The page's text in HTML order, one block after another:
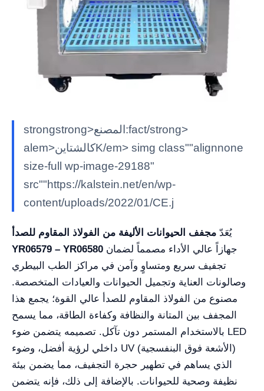
strongstrong>المصنع:fact/strong>
alem>كالشتاينK/em> simg class""alignnone
size-full wp-image-29188"
src""https://kalstein.net/en/wp-
content/uploads/2022/01/CE.j
يُعَدّ مجفف الحيوانات الأليفة من الفولاذ المقاوم للصدأ
YR06579 – YR06580
تجفيف سريع ومتساوٍ وآمن في مراكز الطب البيطري
وصالونات العناية وتجميل الحيوانات والعيادات المتخصصة.
مصنوع من الفولاذ المقاوم للصدأ عالي القوة؛ يجمع هذا
المجفف بين المتانة والنظافة وكفاءة الطاقة، مما يسمح
بالاستخدام المستمر دون تآكل. تصميمه يتضمن ضوء LED
داخلي لرؤية أفضل، وضوء UV (الأشعة فوق البنفسجية)
الذي يساهم في تطهير حجرة التجفيف، مما يضمن بيئة
نظيفة وصحية للحيوانات. بالإضافة إلى ذلك، فإنه يتضمن